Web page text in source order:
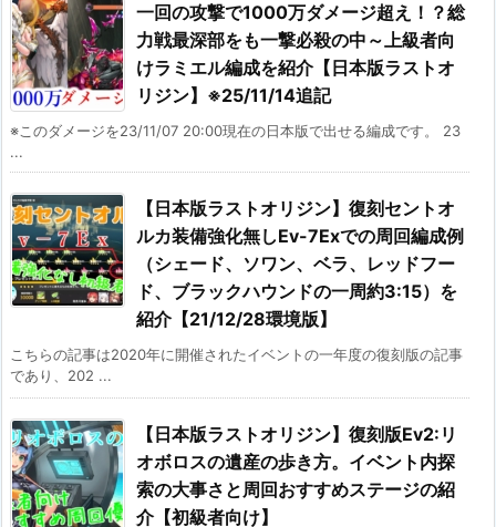
一回の攻撃で1000万ダメージ超え！？総
力戦最深部をも一撃必殺の中～上級者向
けラミエル編成を紹介【日本版ラストオ
リジン】※25/11/14追記
※このダメージを23/11/07 20:00現在の日本版で出せる編成です。 23
...
【日本版ラストオリジン】復刻セントオ
ルカ装備強化無しEv-7Exでの周回編成例
（シェード、ソワン、ベラ、レッドフー
ド、ブラックハウンドの一周約3:15）を
紹介【21/12/28環境版】
こちらの記事は2020年に開催されたイベントの一年度の復刻版の記事
であり、202 ...
【日本版ラストオリジン】復刻版Ev2:リ
オボロスの遺産の歩き方。イベント内探
索の大事さと周回おすすめステージの紹
介【初級者向け】